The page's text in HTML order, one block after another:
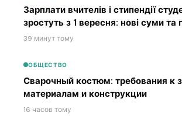
Зарплати вчителів і стипендії
зростуть з 1 вересня: нові суми та
39 минут тому
ОБЩЕСТВО
Сварочный костюм: требования к
материалам и конструкции
16 часов тому